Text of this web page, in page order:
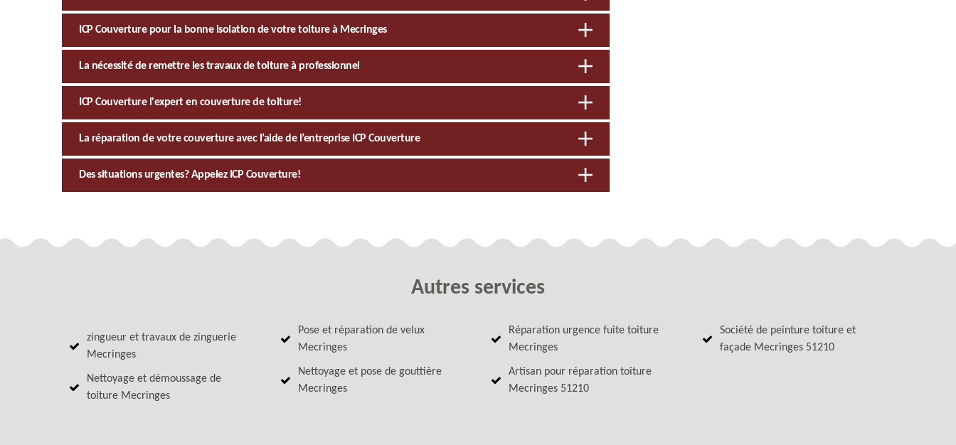
ICP Couverture pour la bonne isolation de votre toiture à Mecringes
La nécessité de remettre les travaux de toiture à professionnel
ICP Couverture l'expert en couverture de toiture!
La réparation de votre couverture avec l’aide de l’entreprise ICP Couverture
Des situations urgentes? Appelez ICP Couverture!
Autres services
zingueur et travaux de zinguerie
Mecringes
Nettoyage et démoussage de
toiture Mecringes
Pose et réparation de velux
Mecringes
Nettoyage et pose de gouttière
Mecringes
Réparation urgence fuite toiture
Mecringes
Artisan pour réparation toiture
Mecringes 51210
Société de peinture toiture et
façade Mecringes 51210